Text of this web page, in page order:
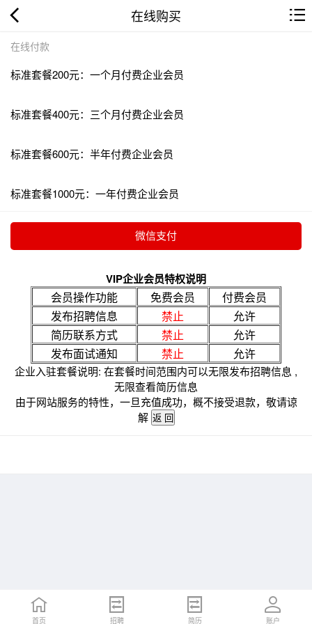
在线购买
在线付款
标准套餐200元：一个月付费企业会员
标准套餐400元：三个月付费企业会员
标准套餐600元：半年付费企业会员
标准套餐1000元：一年付费企业会员
VIP企业会员特权说明
会员操作功能 免费会员
付费会员
发布招聘信息
禁止
允许
简历联系方式
禁止
允许
发布面试通知
禁止 允许
企业入驻套餐说明: 在套餐时间范围内可以无限发布招聘信息 ,
无限查看简历信息
由于网站服务的特性，一旦充值成功，概不接受退款，敬请谅
解
首页 招聘 简历 账户